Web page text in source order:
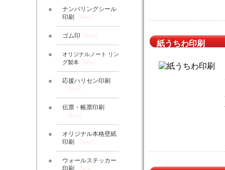
紙うちわ印刷
ナンバリングシール
印刷
New!
ゴム印 New!
オリジナルノート リン
グ製本
New!
応援ハリセン印刷
New!
伝票・帳票印刷
New!
オリジナル本格壁紙
印刷
New!
ウォールステッカー
印刷
New!